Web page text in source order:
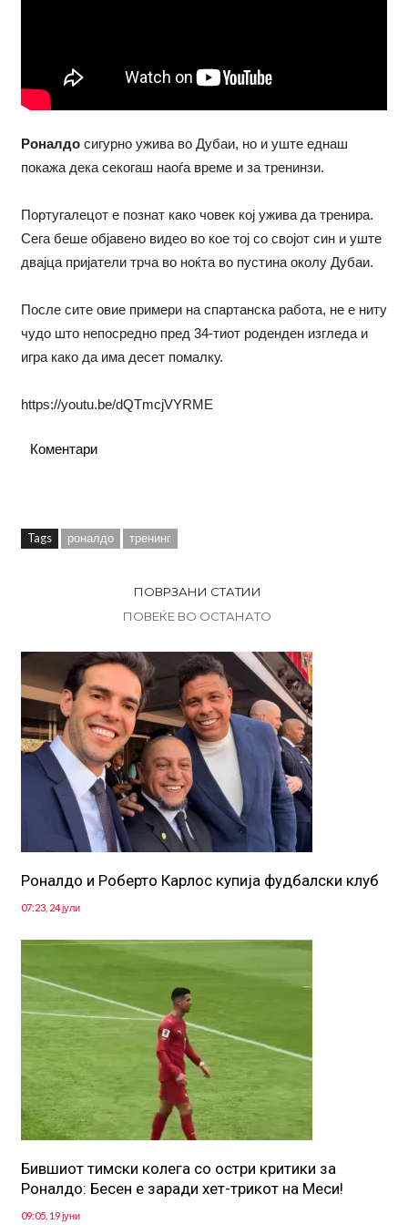
Роналдосигурно ужива во Дубаи, но и уште еднаш
покажа дека секогаш наоѓа време и за тренинзи.
Португалецот е познат како човек кој ужива да тренира.
Сега беше објавено видео во кое тој со својот син и уште
двајца пријатели трча во ноќта во пустина околу Дубаи.
После сите овие примери на спартанска работа, не е ниту
чудо што непосредно пред 34-тиот роденден изгледа и
игра како да има десет помалку.
https://youtu.be/dQTmcjVYRME
Коментари
Tags роналдо тренинг
ПОВРЗАНИ СТАТИИ
ПОВЕЌЕ ВО ОСТАНАТО
Роналдо и Роберто Карлос купија фудбалски клуб
07:23, 24 јули
Бившиот тимски колега со остри критики за
Роналдо: Бесен е заради хет-трикот на Меси!
09:05, 19 јуни